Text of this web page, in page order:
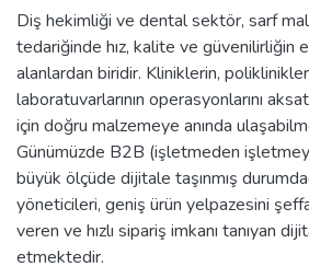
Diş hekimliği ve dental sektör, sarf
tedariğinde hız, kalite ve güvenilirliğin
alanlardan biridir. Kliniklerin,
laboratuvarlarının operasyonlarını
için doğru malzemeye anında
Günümüzde B2B (işletmeden
büyük ölçüde dijitale taşınmış
yöneticileri, geniş ürün yelpazesini
veren ve hızlı sipariş imkanı tanıyan
etmektedir.